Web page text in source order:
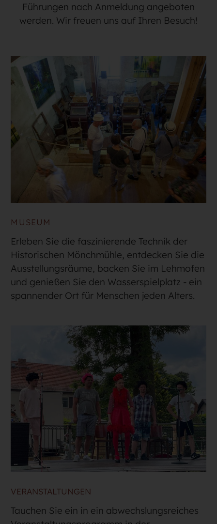
Führungen nach Anmeldung angeboten
werden. Wir freuen uns auf Ihren Besuch!
MUSEUM
Erleben Sie die faszinierende Technik der
Historischen Mönchmühle, entdecken Sie die
Ausstellungsräume, backen Sie im Lehmofen
und genießen Sie den Wasserspielplatz - ein
spannender Ort für Menschen jeden Alters.
VERANSTALTUNGEN
Tauchen Sie ein in ein abwechslungsreiches